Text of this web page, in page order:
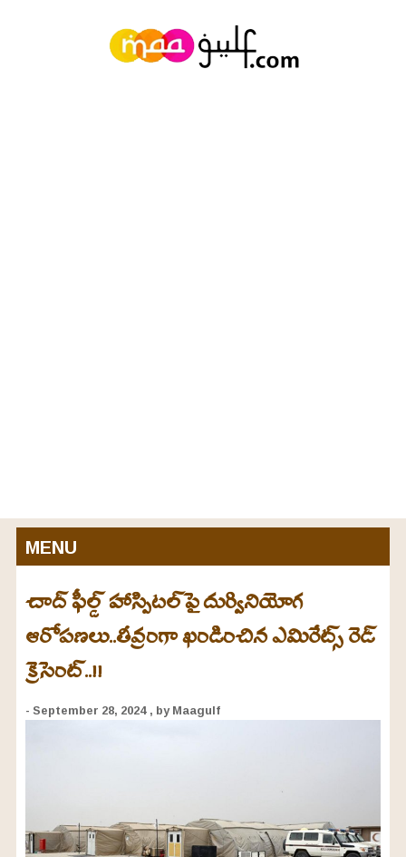
MENU
చాద్‌ ఫీల్డ్ హాస్పిటల్‌పై దుర్వినియోగ
ఆరోపణలు..తీవ్రంగా ఖండించిన ఎమిరేట్స్ రెడ్
క్రెసెంట్..!!
- September 28, 2024 , by Maagulf